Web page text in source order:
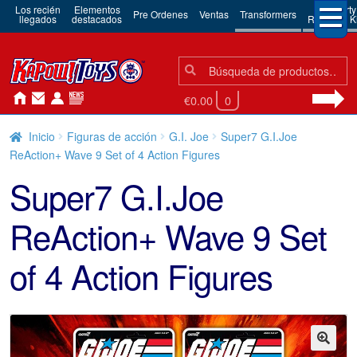
Los recién
llegados
Elementos
destacados Pre Ordenes Ventas Transformers 3rd Party
Robots &
Búsqueda:
Búsqueda
€0.00 0
Inicio Figuras de acción G.I. Joe
Super7 G.I.Joe
ReAction+ Wave 9 Set of 4 Action Figures
Super7 G.I.Joe
ReAction+ Wave 9 Set
of 4 Action Figures